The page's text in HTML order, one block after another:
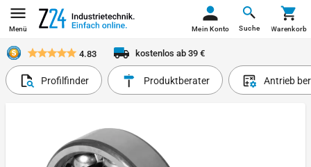
Menü Suche
Mein Konto Warenkorb
4.83 kostenlos ab 39 €
Profilfinder Produktberater Antrieb